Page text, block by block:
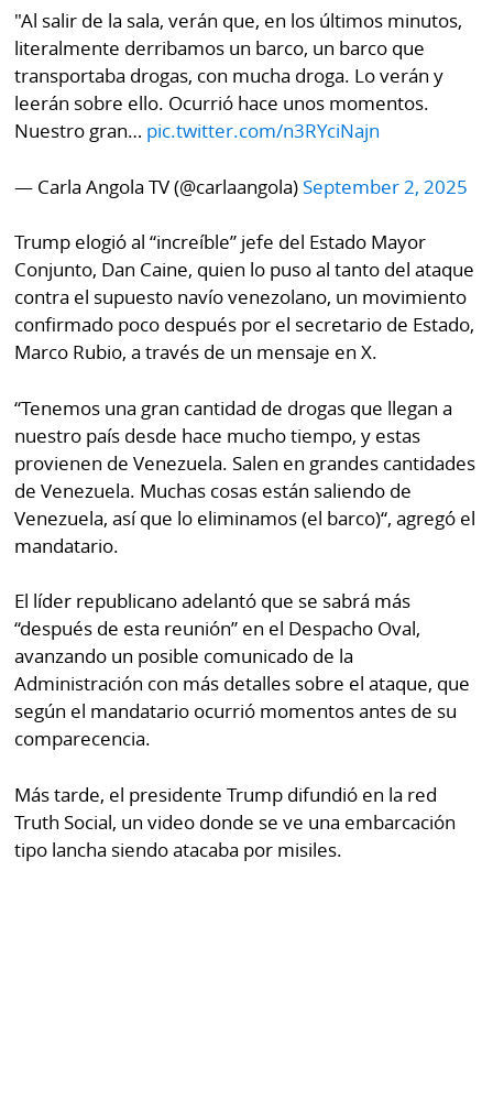
Sábado
Picante
⌾
La
⌾
Sabrina
Sin
Censura
"Al salir de la sala, verán que, en los últimos minutos,
literalmente derribamos un barco, un barco que
transportaba drogas, con mucha droga. Lo verán y
leerán sobre ello. Ocurrió hace unos momentos.
Nuestro gran… pic.twitter.com/n3RYciNajn
— Carla Angola TV (@carlaangola) September 2, 2025
Trump elogió al “increíble” jefe del Estado Mayor
Conjunto, Dan Caine, quien lo puso al tanto del ataque
contra el supuesto navío venezolano, un movimiento
confirmado poco después por el secretario de Estado,
Marco Rubio, a través de un mensaje en X.
“Tenemos una gran cantidad de drogas que llegan a
nuestro país desde hace mucho tiempo, y estas
provienen de Venezuela. Salen en grandes cantidades
de Venezuela. Muchas cosas están saliendo de
Venezuela, así que lo eliminamos (el barco)“, agregó el
mandatario.
El líder republicano adelantó que se sabrá más
“después de esta reunión” en el Despacho Oval,
avanzando un posible comunicado de la
Administración con más detalles sobre el ataque, que
según el mandatario ocurrió momentos antes de su
comparecencia.
Más tarde, el presidente Trump difundió en la red
Truth Social, un video donde se ve una embarcación
tipo lancha siendo atacaba por misiles.